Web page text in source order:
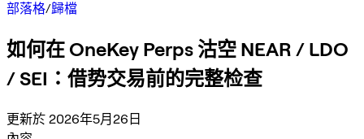
部落格/歸檔
如何在 OneKey Perps 沽空 NEAR / LDO
/ SEI：借势交易前的完整检查
更新於 2026年5月26日